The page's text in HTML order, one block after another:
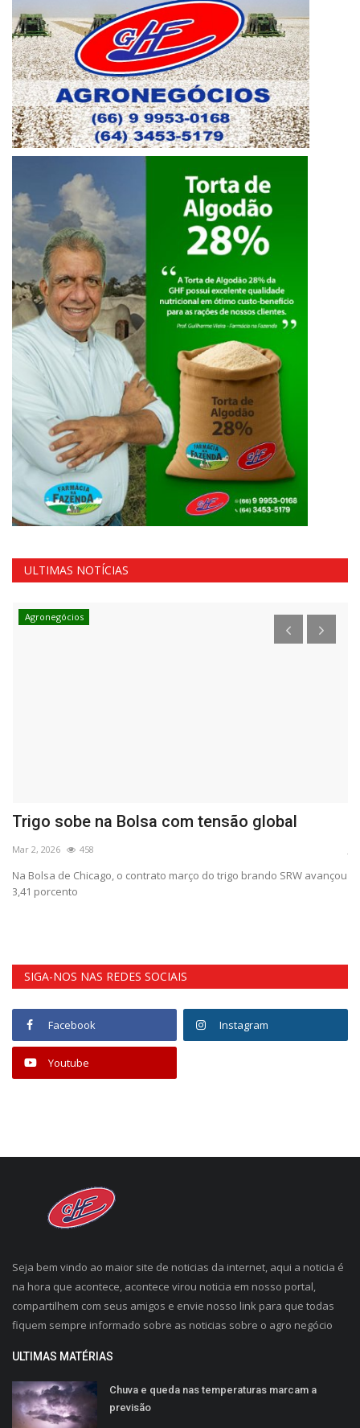
ULTIMAS NOTÍCIAS
Agronegócios
Trigo sobe na Bolsa com tensão global
Mar 2, 2026 458
Na Bolsa de Chicago, o contrato março do trigo brando SRW avançou
3,41 porcento
SIGA-NOS NAS REDES SOCIAIS
Facebook Instagram
Youtube
Seja bem vindo ao maior site de noticias da internet, aqui a noticia é
na hora que acontece, acontece virou noticia em nosso portal,
compartilhem com seus amigos e envie nosso link para que todas
fiquem sempre informado sobre as noticias sobre o agro negócio
ULTIMAS MATÉRIAS
Chuva e queda nas temperaturas marcam a
previsão